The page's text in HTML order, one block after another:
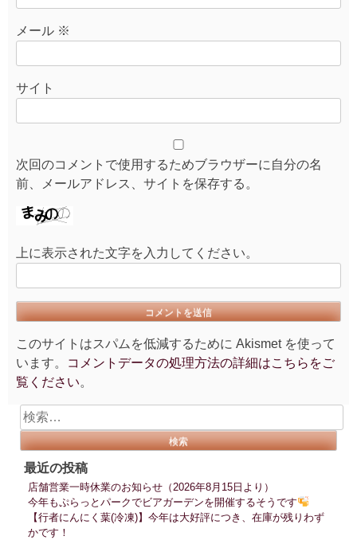
メール ※
サイト
次回のコメントで使用するためブラウザーに自分の名
前、メールアドレス、サイトを保存する。
上に表示された文字を入力してください。
このサイトはスパムを低減するために Akismet を使って
います。
コメントデータの処理方法の詳細はこちらをご
覧ください。
検
索:
最近の投稿
店舗営業一時休業のお知らせ（2026年8月15日より）
今年もぷらっとパークでビアガーデンを開催するそうです
【行者にんにく葉(冷凍)】今年は大好評につき、在庫が残りわず
かです！